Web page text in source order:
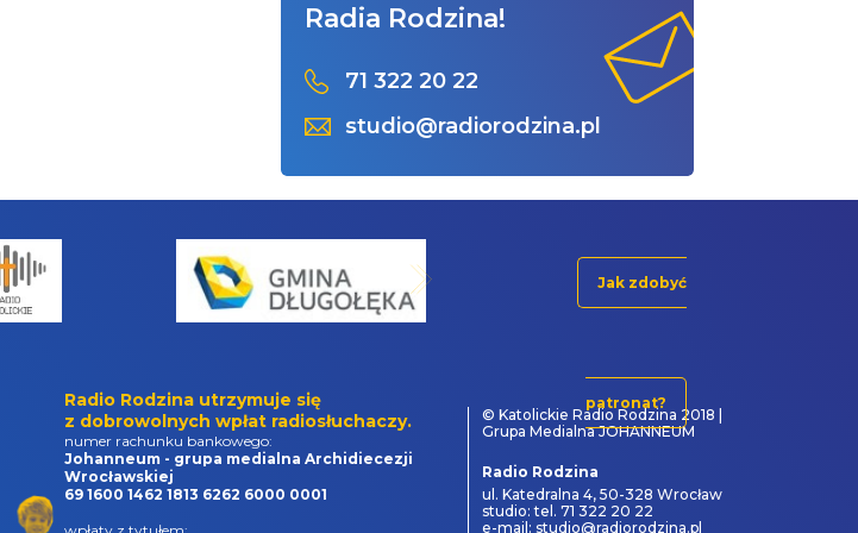
Radia Rodzina!
71 322 20 22
studio@radiorodzina.pl
Jak zdobyć
patronat?
Radio Rodzina utrzymuje się
z dobrowolnych wpłat radiosłuchaczy.
numer rachunku bankowego:
Johanneum - grupa medialna Archidiecezji
Wrocławskiej
69 1600 1462 1813 6262 6000 0001
© Katolickie Radio Rodzina 2018 |
Grupa Medialna JOHANNEUM
Radio Rodzina
ul. Katedralna 4, 50-328 Wrocław
studio: tel. 71 322 20 22
e-mail: studio@radiorodzina.pl